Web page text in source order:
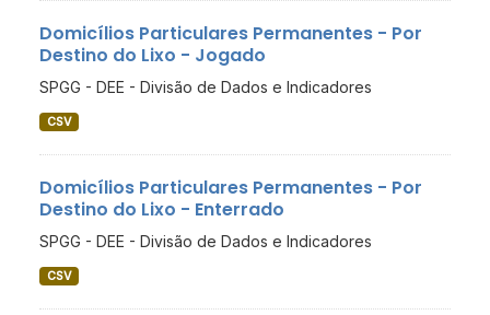
Domicílios Particulares Permanentes - Por
Destino do Lixo - Jogado
SPGG - DEE - Divisão de Dados e Indicadores
CSV
Domicílios Particulares Permanentes - Por
Destino do Lixo - Enterrado
SPGG - DEE - Divisão de Dados e Indicadores
CSV